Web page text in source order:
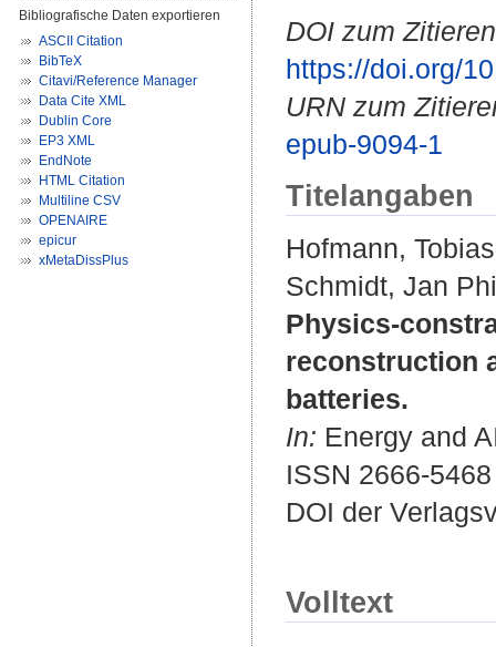
Bibliografische Daten exportieren
ASCII Citation
BibTeX
Citavi/Reference Manager
Data Cite XML
Dublin Core
EP3 XML
EndNote
HTML Citation
Multiline CSV
OPENAIRE
epicur
xMetaDissPlus
DOI zum
https://doi.org/
URN zum
epub-9094-1
Titelangaben
Hofmann, Tobias
Schmidt, Jan
Physics-
reconstruction
batteries.
In: Energy and
ISSN 2666-5468
DOI der
Volltext